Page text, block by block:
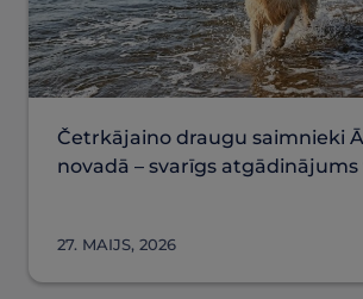
Četrkājaino draugu saimnieki
novadā – svarīgs atgādinājums
27. MAIJS, 2026